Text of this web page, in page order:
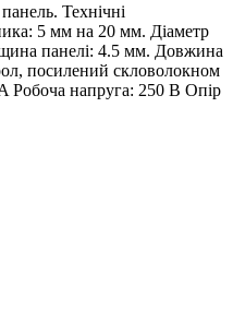
Технічні
5 мм на 20 мм. Діаметр
панелі: 4.5 мм. Довжина
посилений скловолокном
Робоча напруга: 250 В Опір